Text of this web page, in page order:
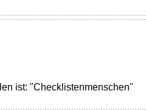
ist: "Checklistenmenschen"